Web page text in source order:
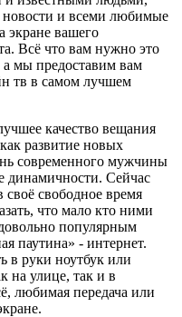
новости и всеми любимые
экране вашего
Всё что вам нужно это
мы предоставим вам
тв в самом лучшем
качество вещания
развитие новых
современного мужчины
динамичности. Сейчас
своё свободное время
что мало кто ними
популярным
паутина» - интернет.
в руки ноутбук или
на улице, так и в
любимая передача или